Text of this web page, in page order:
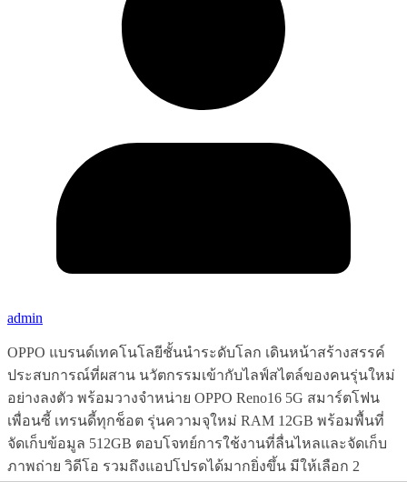
admin
OPPO แบรนด์เทคโนโลยีชั้นนำระดับโลก เดินหน้าสร้างสรรค์
ประสบการณ์ที่ผสาน นวัตกรรมเข้ากับไลฟ์สไตล์ของคนรุ่นใหม่
อย่างลงตัว พร้อมวางจำหน่าย OPPO Reno16 5G สมาร์ตโฟน
เพื่อนซี้ เทรนดี้ทุกช็อต รุ่นความจุใหม่ RAM 12GB พร้อมพื้นที่
จัดเก็บข้อมูล 512GB ตอบโจทย์การใช้งานที่ลื่นไหลและจัดเก็บ
ภาพถ่าย วิดีโอ รวมถึงแอปโปรดได้มากยิ่งขึ้น มีให้เลือก 2